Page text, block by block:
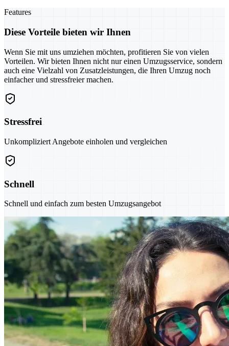
Features
Diese Vorteile bieten wir Ihnen
Wenn Sie mit uns umziehen möchten, profitieren Sie von vielen
Vorteilen. Wir bieten Ihnen nicht nur einen Umzugsservice, sondern
auch eine Vielzahl von Zusatzleistungen, die Ihren Umzug noch
einfacher und stressfreier machen.
Stressfrei
Unkompliziert Angebote einholen und vergleichen
Schnell
Schnell und einfach zum besten Umzugsangebot